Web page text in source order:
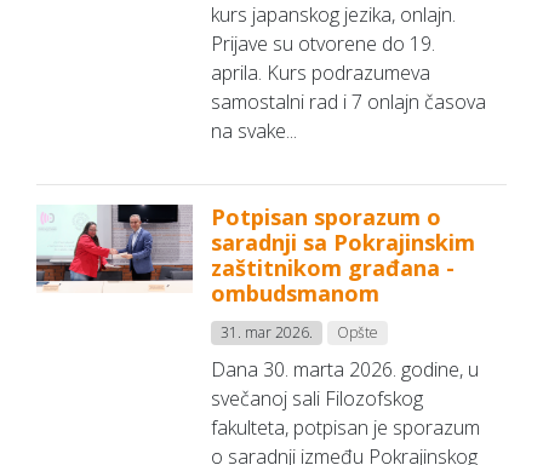
kurs japanskog jezika, onlajn.
Prijave su otvorene do 19.
aprila. Kurs podrazumeva
samostalni rad i 7 onlajn časova
na svake...
Potpisan sporazum o
saradnji sa Pokrajinskim
zaštitnikom građana -
ombudsmanom
31. mar 2026. Opšte
Dana 30. marta 2026. godine, u
svečanoj sali Filozofskog
fakulteta, potpisan je sporazum
o saradnji između Pokrajinskog